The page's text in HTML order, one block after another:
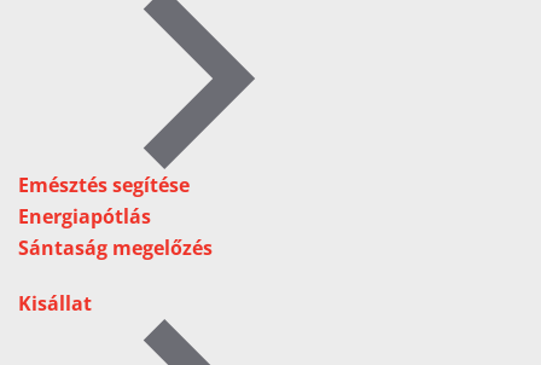
Emésztés segítése
Energiapótlás
Sántaság megelőzés
Kisállat